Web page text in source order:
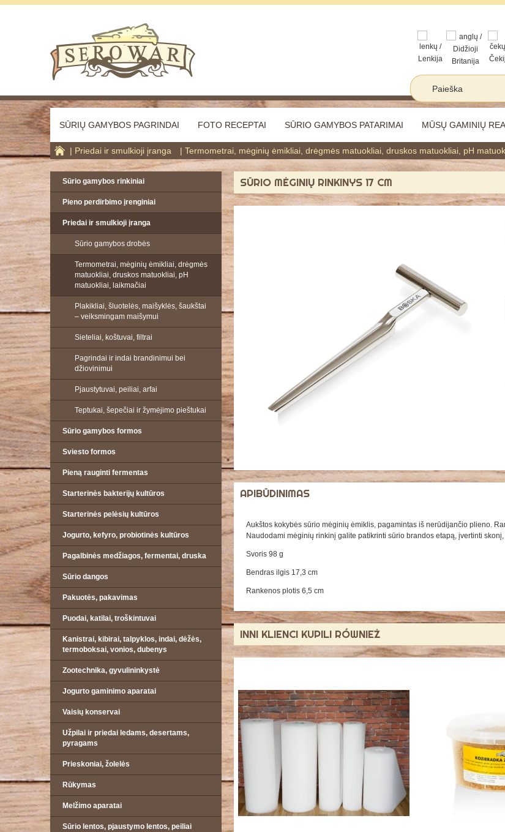
SŪRIŲ GAMYBOS PAGRINDAI FOTO RECEPTAI SŪRIO GAMYBOS PATARIMAI MŪSŲ GAMINIŲ
Priedai ir smulkioji įranga Termometrai, mėginių ėmikliai, drėgmės matuokliai, druskos matuokliai, pH
Sūrio gamybos rinkiniai
Pieno perdirbimo įrenginiai
Priedai ir smulkioji įranga
Sūrio gamybos drobės
Termometrai, mėginių ėmikliai, drėgmės
matuokliai, druskos matuokliai, pH
matuokliai, laikmačiai
Plakikliai, šluotelės, maišyklės, šaukštai
– veiksmingam maišymui
Sieteliai, koštuvai, filtrai
Pagrindai ir indai brandinimui bei
džiovinimui
Pjaustytuvai, peiliai, arfai
Teptukai, šepečiai ir žymėjimo pieštukai
Sūrio gamybos formos
Sviesto formos
Pieną rauginti fermentas
Starterinės bakterijų kultūros
Starterinės pelėsių kultūros
Jogurto, kefyro, probiotinės kultūros
Pagalbinės medžiagos, fermentai, druska
Sūrio dangos
Pakuotės, pakavimas
Puodai, katilai, troškintuvai
Kanistrai, kibirai, talpyklos, indai, dėžės,
termoboksai, vonios, dubenys
Zootechnika, gyvulininkystė
Jogurto gaminimo aparatai
Vaisių konservai
Užpilai ir priedai ledams, desertams,
pyragams
Prieskoniai, žolelės
Rūkymas
Melžimo aparatai
Sūrio lentos, pjaustymo lentos, peiliai
SŪRIO MĖGINIŲ RINKINYS 17 CM
APIBŪDINIMAS
Aukštos kokybės sūrio mėginių ėmiklis, pagamintas iš nerūdijančio plieno.
Naudodami mėginių rinkinį galite patikrinti sūrio brandos etapą, įvertinti
Svoris 98 g
Bendras ilgis 17,3 cm
Rankenos plotis 6,5 cm
INNI KLIENCI KUPILI RÓWNIEŻ